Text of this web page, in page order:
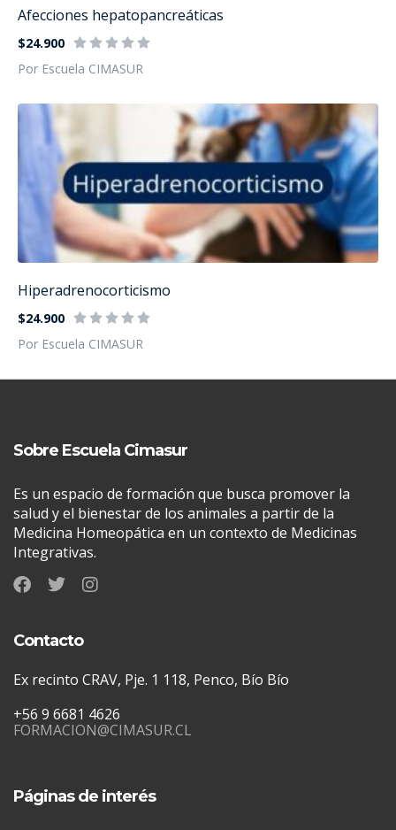
Afecciones hepatopancreáticas
$24.900
Por Escuela CIMASUR
Hiperadrenocorticismo
$24.900
Por Escuela CIMASUR
Sobre Escuela Cimasur
Es un espacio de formación que busca promover la
salud y el bienestar de los animales a partir de la
Medicina Homeopática en un contexto de Medicinas
Integrativas.
Contacto
Ex recinto CRAV, Pje. 1 118, Penco, Bío Bío
+56 9 6681 4626
FORMACION@CIMASUR.CL
Páginas de interés